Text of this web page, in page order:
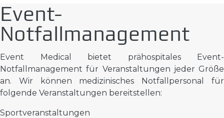
Event-
Notfallmanagement
Event Medical bietet prähospitales Event-
Notfallmanagement für Veranstaltungen jeder Größe
an. Wir können medizinisches Notfallpersonal für
folgende Veranstaltungen bereitstellen:
Sportveranstaltungen